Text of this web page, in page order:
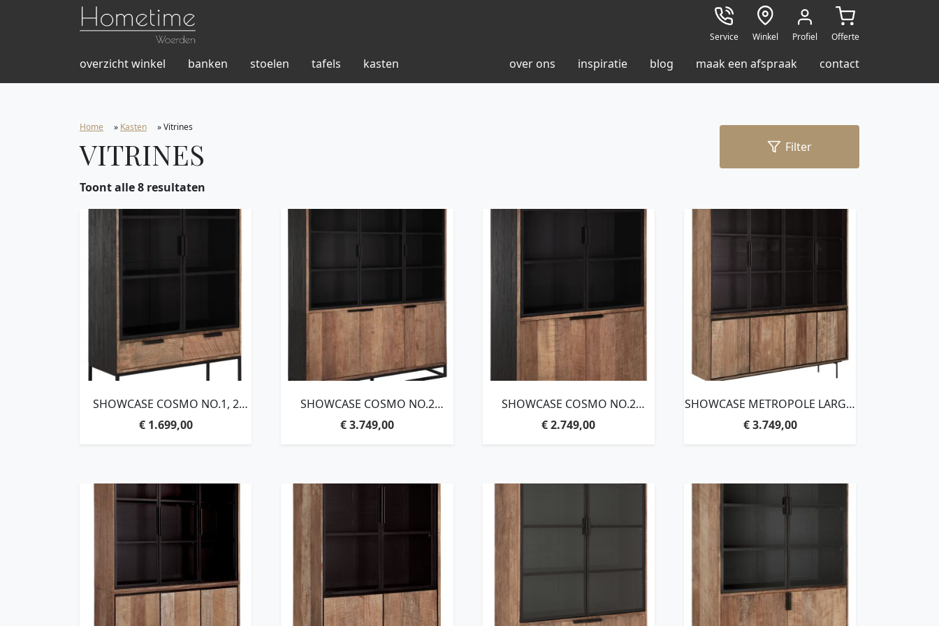
Service Winkel Profiel Offerte
overzicht winkel banken stoelen tafels kasten over ons inspiratie blog maak een afspraak contact
Home » Kasten »Vitrines
VITRINES Filter
Toont alle 8 resultaten
SHOWCASE COSMO NO.1, 2
DOORS, 2 DRAWERS,180X100X40
CM, RECYCLED TEAKWOOD
€1.699,00
SHOWCASE COSMO NO.2
MEDIUM, 2×3
DOORS,215X180X45 CM,
€3.749,00
SHOWCASE COSMO NO.2
SMALL, 2×2 DOORS,215X120X45
CM, RECYCLED TEAKWOOD
€2.749,00
SHOWCASE METROPOLE LARGE,
2×4 DOORS,210X180X40 CM,
RECYCLED TEAKWOOD
€3.749,00